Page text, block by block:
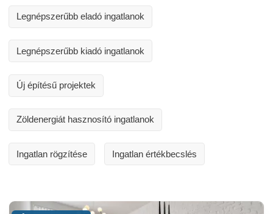
Legnépszerűbb eladó ingatlanok
Legnépszerűbb kiadó ingatlanok
Új építésű projektek
Zöldenergiát hasznosító ingatlanok
Ingatlan rögzítése Ingatlan értékbecslés